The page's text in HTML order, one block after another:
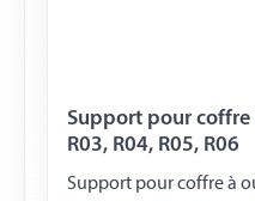
Support pour coffre
R03, R04, R05, R06
Support pour coffre à